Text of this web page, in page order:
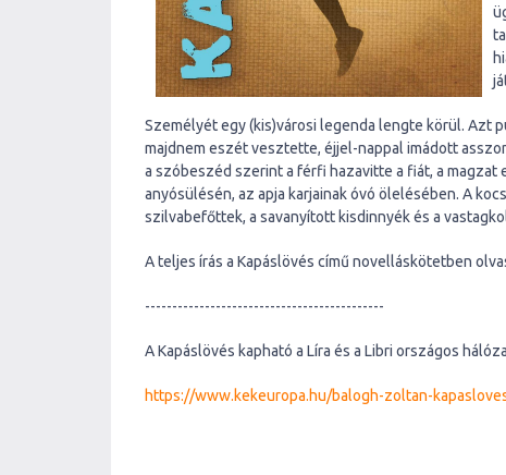
Személyét egy (kis)városi legenda lengte körül. Azt
majdnem eszét vesztette, éjjel-nappal imádott
a szóbeszéd szerint a férfi hazavitte a fiát, a
anyósülésén, az apja karjainak óvó ölelésében. A
szilvabefőttek, a savanyított kisdinnyék és a
A teljes írás a Kapáslövés című novelláskötetben
--------------------------------------------
A Kapáslövés kapható a Líra és a Libri országos
https://www.kekeuropa.hu/balogh-zoltan-